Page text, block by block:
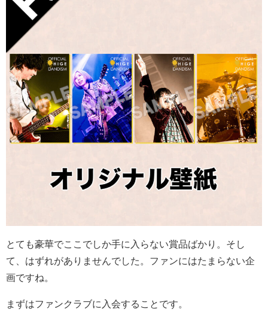
とても豪華でここでしか手に入らない賞品ばかり。そし
て、はずれがありませんでした。ファンにはたまらない企
画ですね。
まずはファンクラブに入会することです。